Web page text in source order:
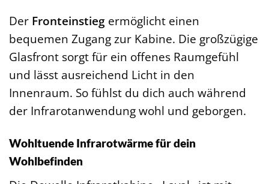
Der Fronteinstieg ermöglicht einen
bequemen Zugang zur Kabine. Die großzügige
Glasfront sorgt für ein offenes Raumgefühl
und lässt ausreichend Licht in den
Innenraum. So fühlst du dich auch während
der Infrarotanwendung wohl und geborgen.
Wohltuende Infrarotwärme für dein
Wohlbefinden